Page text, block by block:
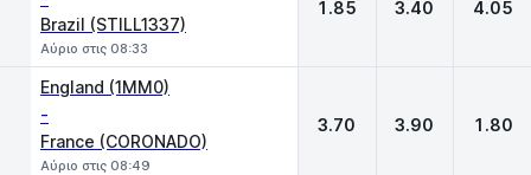
Brazil (STILL1337)
Αύριο στις 08:33
1.85 3.40 4.05
England (1MM0)
-
France (CORONADO)
Αύριο στις 08:49
3.70 3.90 1.80